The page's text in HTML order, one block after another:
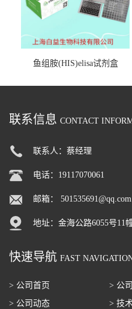
鱼组胺(HIS)elisa试剂盒
联系信息 CONTACT
联系人：蔡经理
电话：19117070061
邮箱： 501535691@qq.com
地址：金海公路6055号11
快速导航 FAST
> 公司首页
> 公
> 公司动态
> 技